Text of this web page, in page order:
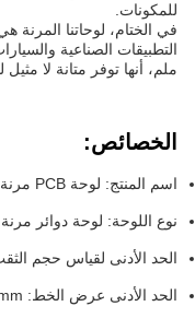
للمكونات.
في الختام، لوحاتنا المرنة
ملم، أنها توفر متانة لا مثيل
الخصائص:
اسم المنتج: لوحة PCB مرنة
نوع اللوحة: لوحة دوائر مرنة
الحد الأدنى لقياس حجم الثقب: 0.1
الحد الأدنى عرض الخط: 0.1mm